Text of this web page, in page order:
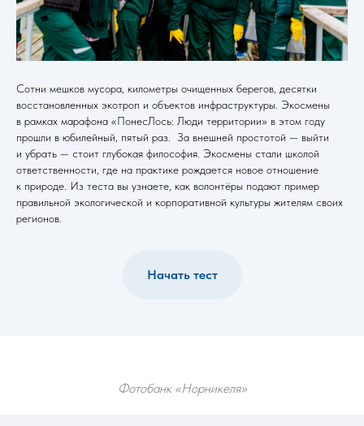
Сотни мешков мусора, километры очищенных берегов, десятки
восстановленных экотроп и объектов инфраструктуры. Экосмены
в рамках марафона «ПонесЛось: Люди территории» в этом году
прошли в юбилейный, пятый раз. За внешней простотой — выйти
и убрать — стоит глубокая философия. Экосмены стали школой
ответственности, где на практике рождается новое отношение
к природе. Из теста вы узнаете, как волонтёры подают пример
правильной экологической и корпоративной культуры жителям своих
регионов.
Начать тест
Фотобанк «Норникеля»